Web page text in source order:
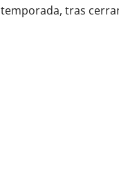
temporada, tras